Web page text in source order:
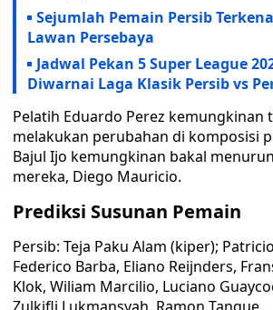
Sejumlah Pemain Persib
Lawan Persebaya
Jadwal Pekan 5 Super League
Diwarnai Laga Klasik Persib vs
Pelatih Eduardo Perez kemungkinan
melakukan perubahan di komposisi
Bajul Ijo kemungkinan bakal
mereka, Diego Mauricio.
Prediksi Susunan Pemain
Persib: Teja Paku Alam (kiper);
Federico Barba, Eliano Reijnders,
Klok, Wiliam Marcilio, Luciano